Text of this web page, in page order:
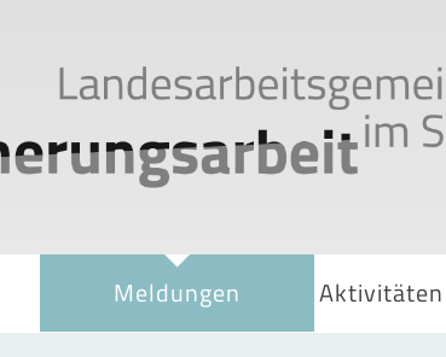
Meldungen